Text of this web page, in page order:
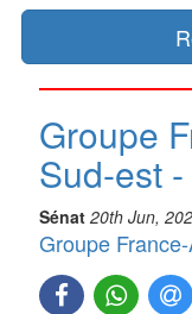
Groupe
Sud-est
Sénat 20th Jun,
Groupe